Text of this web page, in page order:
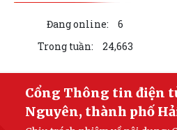
Đang online: 6
Trong tuần:
24,663
Cổng Thông tin điện
Nguyên, thành phố